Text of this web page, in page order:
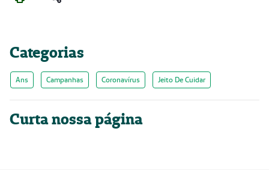
Categorias
Ans Campanhas Coronavírus Jeito De Cuidar
Curta nossa página